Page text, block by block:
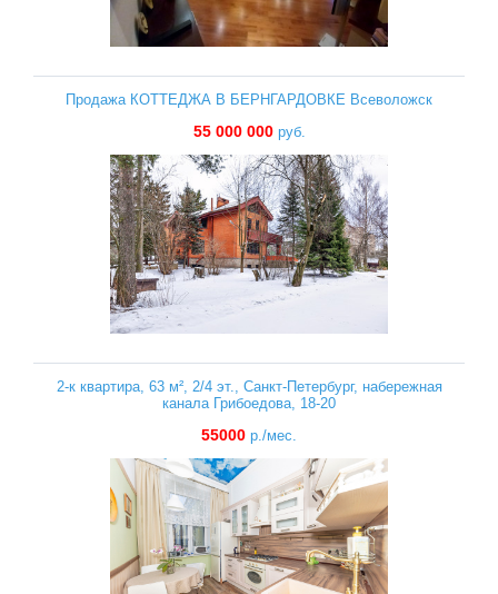
Продажа КОТТЕДЖА В БЕРНГАРДОВКЕ Всеволожск
55 000 000руб.
2-к квартира, 63 м², 2/4 эт., Санкт-Петербург, набережная
канала Грибоедова, 18-20
55000 р./мес.